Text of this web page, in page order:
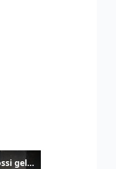
I ricordi dell'ex Serenissimo di 83 anni: «Bossi geloso di noi, in carcere mi cantavano l’inno di San Marco»